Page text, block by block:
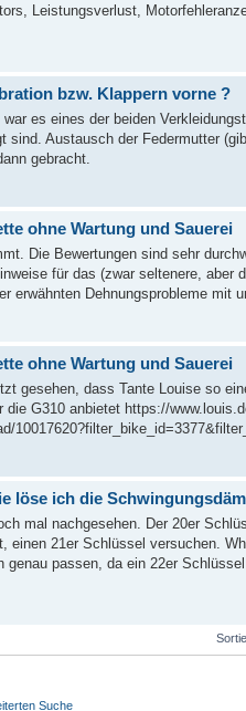
Leistungsverlust,
bzw. Klappern vorne ?
war es eines der beiden
sind. Austausch der Federmutter
gebracht.
ohne Wartung und Sauerei
Die Bewertungen sind sehr
für das (zwar seltenere, aber
erwähnten Dehnungsprobleme mit
ohne Wartung und Sauerei
gesehen, dass Tante Louise so
die G310 anbietet https://
löse ich die
mal nachgesehen. Der 20er
einen 21er Schlüssel versuchen.
genau passen, da ein 22er
Suche